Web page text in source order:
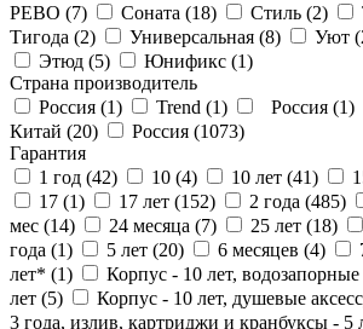
РЕВО (7) Соната (18) Стиль (2)
Тигода (2) Универсальная (8) Уют (
Этюд (5) Юнификс (1)
Страна производитель
Россия (1) Trend (1) Россия (1)
Китай (20) Россия (1073)
Гарантия
1 год (42) 10 (4) 10 лет (41)
17 (1) 17 лет (152) 2 года (485)
мес (14) 24 месяца (7) 25 лет (18)
года (1) 5 лет (20) 6 месяцев (4)
лет* (1)
Корпус - 10 лет,
лет (5)
Корпус - 10 лет, душевые
3 года, излив, картриджи и кранбуксы - 5